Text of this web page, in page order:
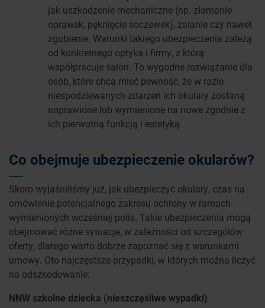
jak uszkodzenie mechaniczne (np. złamanie
oprawek, pęknięcie soczewek), zalanie czy nawet
zgubienie. Warunki takiego ubezpieczenia zależą
od konkretnego optyka i firmy, z którą
współpracuje salon. To wygodne rozwiązanie dla
osób, które chcą mieć pewność, że w razie
niespodziewanych zdarzeń ich okulary zostaną
naprawione lub wymienione na nowe zgodnie z
ich pierwotną funkcją i estetyką.
Co obejmuje ubezpieczenie okularów?
Skoro wyjaśniliśmy już, jak ubezpieczyć okulary, czas na
omówienie potencjalnego zakresu ochrony w ramach
wymienionych wcześniej polis. Takie ubezpieczenia mogą
obejmować różne sytuacje, w zależności od szczegółów
oferty, dlatego warto dobrze zapoznać się z warunkami
umowy. Oto najczęstsze przypadki, w których można liczyć
na odszkodowanie:
NNW szkolne dziecka (nieszczęśliwe wypadki)